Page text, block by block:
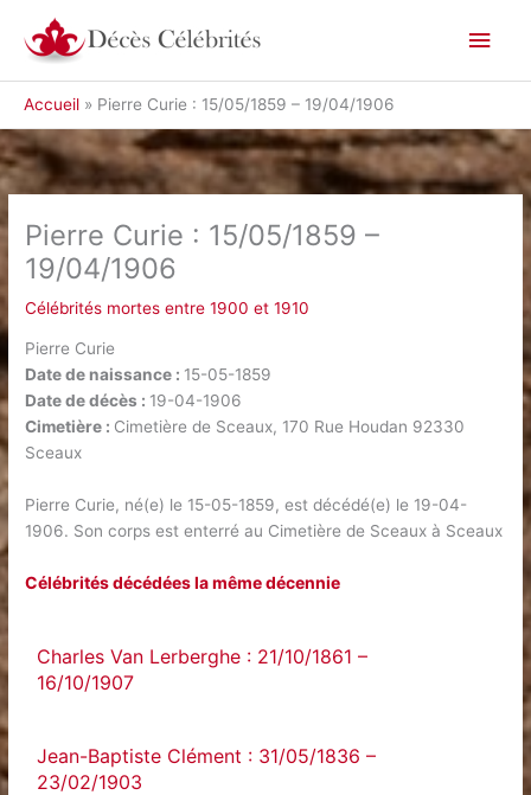
contenu
Accueil Pierre Curie : 15/05/1859 – 19/04/1906
Pierre Curie : 15/05/1859 –
19/04/1906
Célébrités mortes entre 1900 et 1910
Pierre Curie
Date de naissance : 15-05-1859
Date de décès : 19-04-1906
Cimetière : Cimetière de Sceaux, 170 Rue Houdan 92330
Sceaux
Pierre Curie, né(e) le 15-05-1859, est décédé(e) le 19-04-
1906. Son corps est enterré au Cimetière de Sceaux à Sceaux
Célébrités décédées la même décennie
Charles Van Lerberghe : 21/10/1861 –
16/10/1907
Jean-Baptiste Clément : 31/05/1836 –
23/02/1903